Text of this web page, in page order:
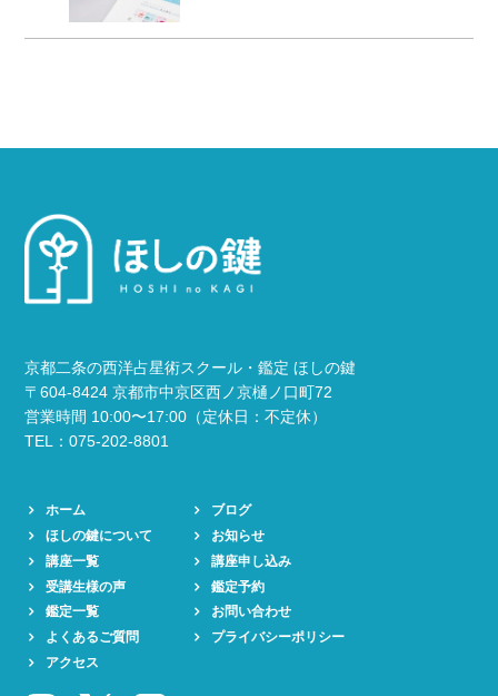
京都二条の西洋占星術スクール・鑑定 ほしの鍵
〒604-8424 京都市中京区西ノ京樋ノ口町72
営業時間 10:00〜17:00（定休日：不定休）
TEL：075-202-8801
ホーム
ほしの鍵について
講座一覧
受講生様の声
鑑定一覧
よくあるご質問
アクセス
ブログ
お知らせ
講座申し込み
鑑定予約
お問い合わせ
プライバシーポリシー